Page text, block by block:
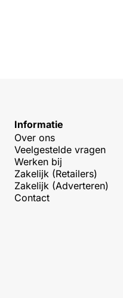
Informatie
Over ons
Veelgestelde vragen
Werken bij
Zakelijk (Retailers)
Zakelijk (Adverteren)
Contact